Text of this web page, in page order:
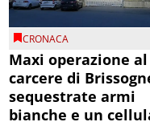
CRONACA
Maxi operazione al
carcere di
sequestrate armi
bianche e un